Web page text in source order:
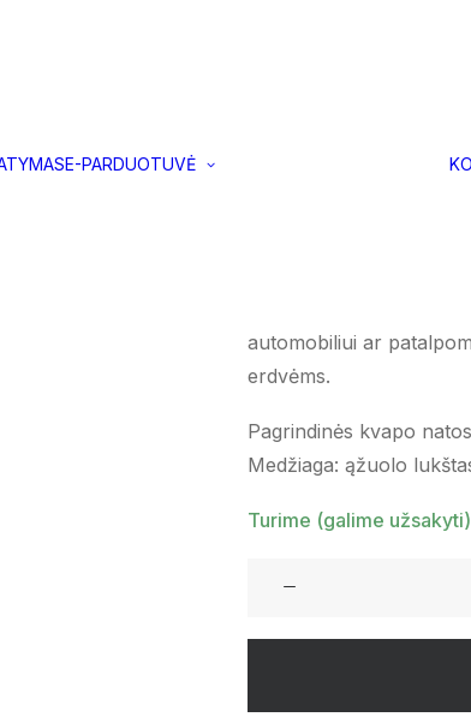
E-PARDUOTUVĖ
Pakabinamas
automobiliui ar
erdvėms.
Pagrindinės kvapo
Medžiaga: ąžuolo
Turime (galime užsakyti)
Pakabinamas
kvapas